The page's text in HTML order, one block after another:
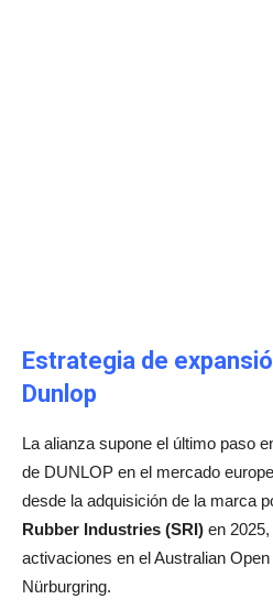
Estrategia de
Dunlop
La alianza supone el último paso
de DUNLOP en el mercado
desde la adquisición de la marca
Rubber Industries (SRI) en
activaciones en el Australian
Nürburgring.